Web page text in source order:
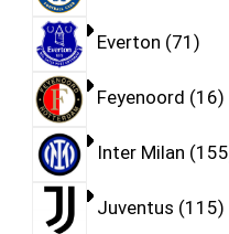
Everton 71
Feyenoord 16
Inter Milan 155
Juventus 115